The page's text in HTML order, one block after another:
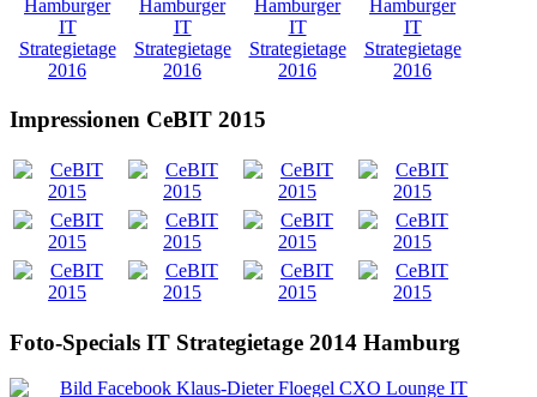
Impressionen CeBIT 2015
Foto-Specials IT Strategietage 2014 Hamburg